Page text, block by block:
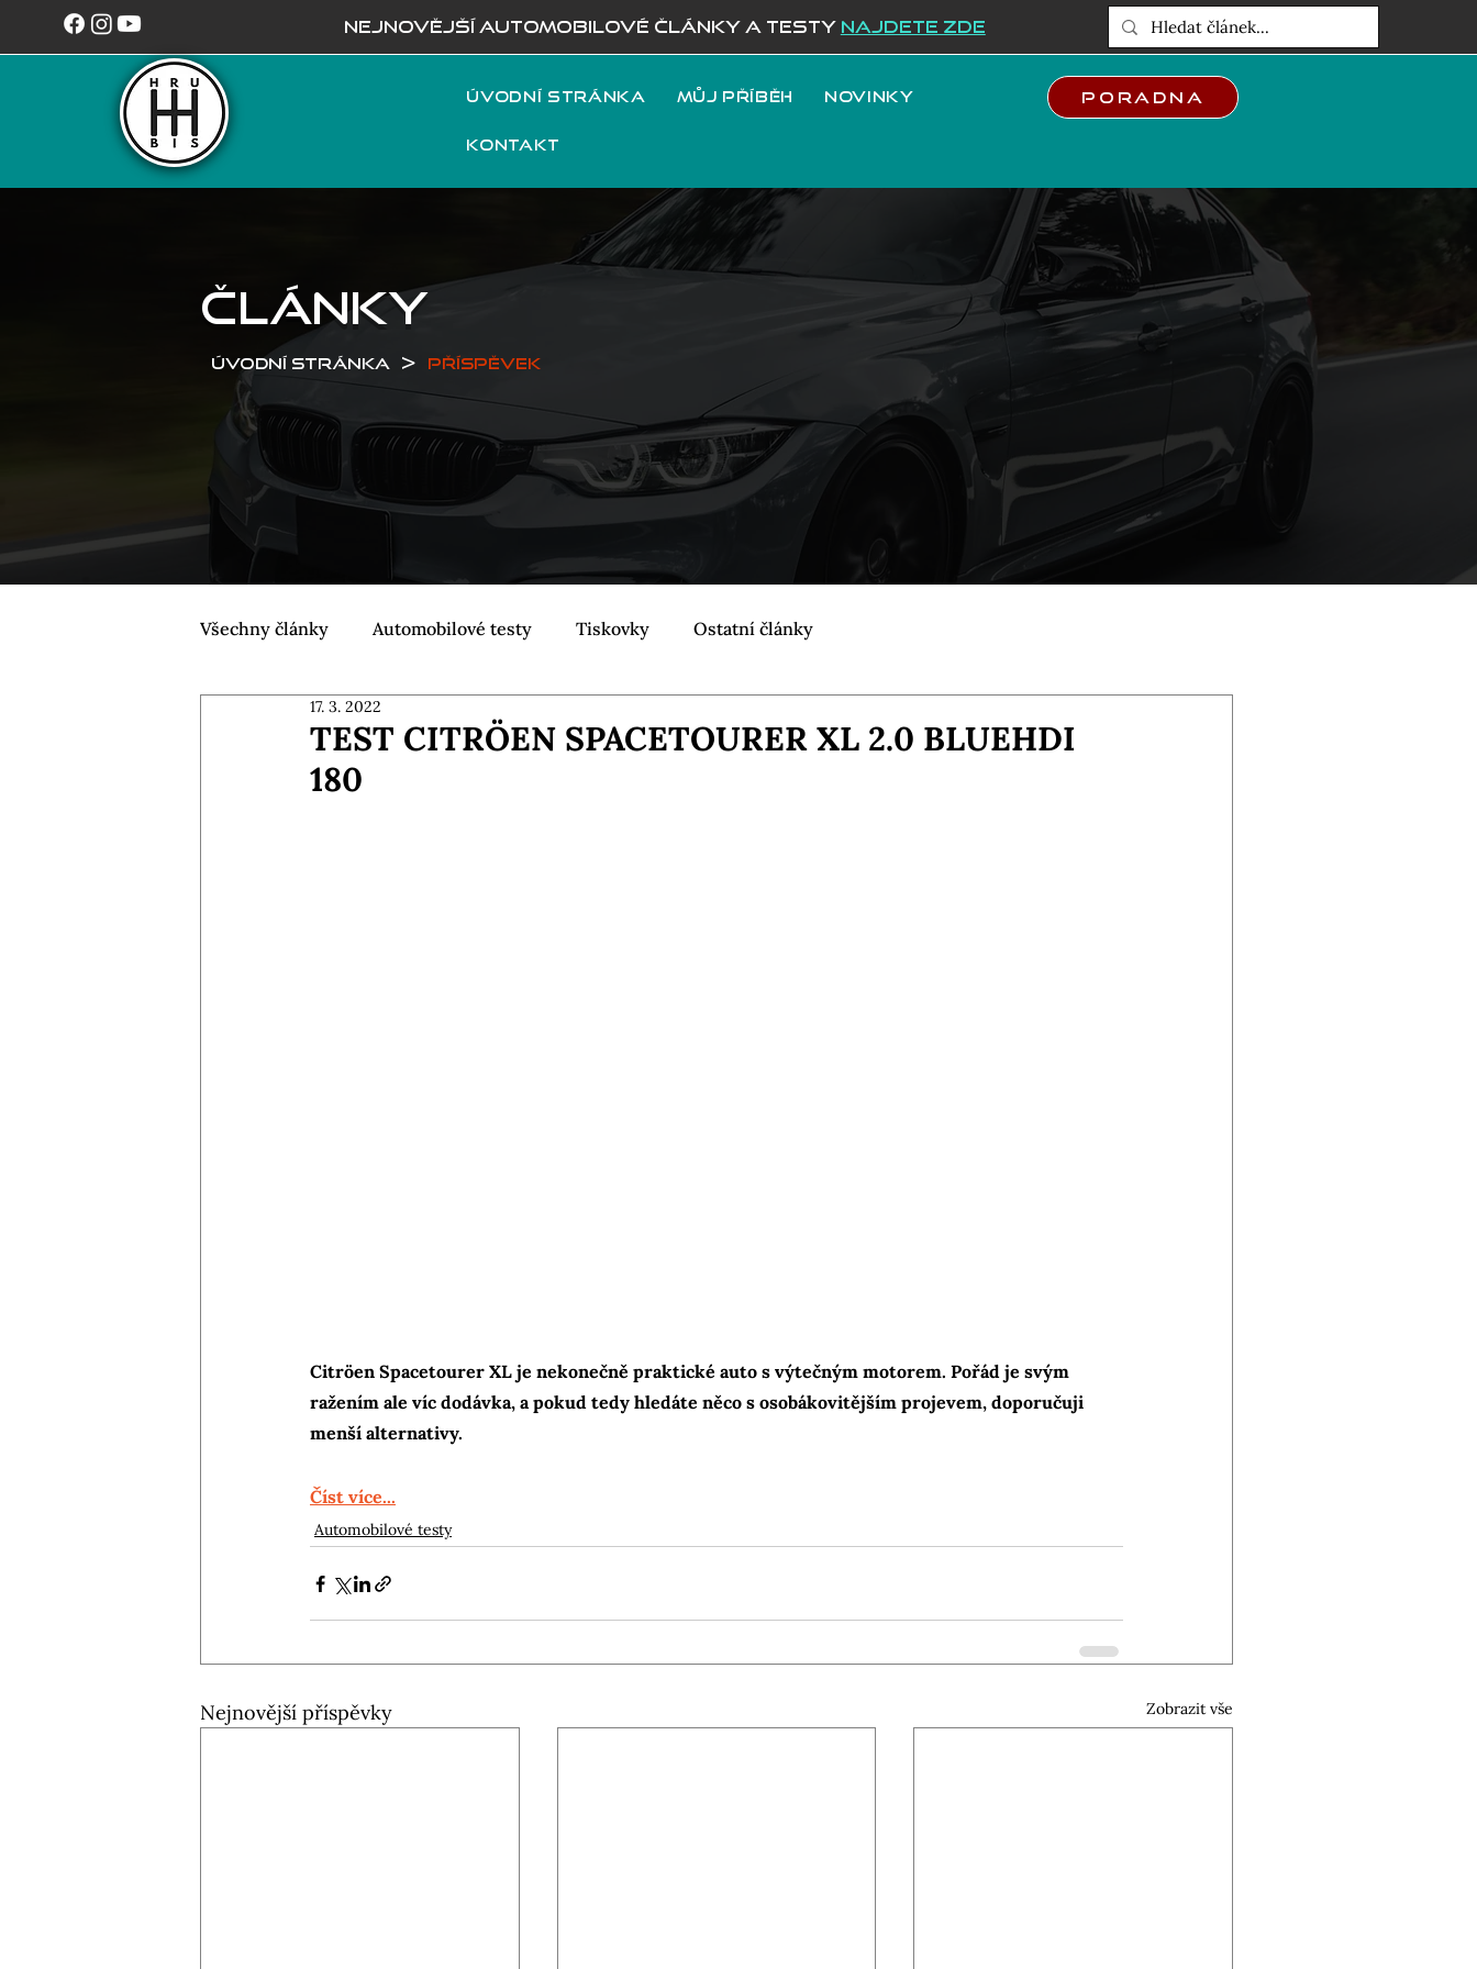
NEJNOVĚJŠÍ AUTOMOBILOVÉ ČLÁNKY A TESTY NAJDETE ZDE
Úvodní stránka Můj příběh Novinky
Kontakt
Poradna
ČLÁNKY
Úvodní stránka > Příspěvek
Všechny články Automobilové testy Tiskovky Ostatní články
TEST CITRÖEN SPACETOURER XL 2.0 BLUEHDI
180
17. 3. 2022
Citröen Spacetourer XL je nekonečně praktické auto s výtečným motorem. Pořád je svým
ražením ale víc dodávka, a pokud tedy hledáte něco s osobákovitějším projevem, doporučuji
menší alternativy.
Číst více...
Automobilové testy
Nejnovější příspěvky Zobrazit vše